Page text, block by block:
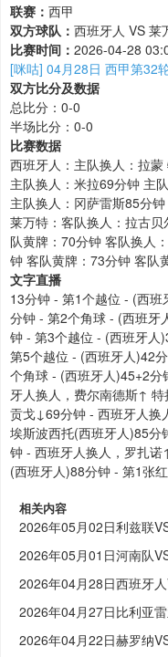
联赛： 西甲
双方球队： 西班牙人 VS 莱
比赛时间： 2026-04-28
[咪咕] 04月28日 西甲第32
双方比分及数据
总比分：0-0
半场比分：0-0
比赛数据
西班牙人：主队换人：拉
主队换人：米拉69分钟 主
主队换人：冈萨雷斯85分
莱万特：客队换人：拉古
队黄牌：70分钟 客队换人
钟 客队黄牌：73分钟 客队
文字直播
13分钟 - 第1个越位 - (西
分钟 - 第2个角球 - (西班牙
钟 - 第3个越位 - (西班牙人
第5个越位 - (西班牙人)42
个角球 - (西班牙人)45+2
牙人换人，费尔南德斯↑
贡戈↓69分钟 - 西班牙人
埃斯波西托(西班牙人)85
钟 - 西班牙人换人，罗扎
(西班牙人)88分钟 - 第1张
相关内容
2026年05月02日利兹联
2026年05月01日河南队
2026年04月28日西班牙
2026年04月27日比利亚
2026年04月22日赫罗纳